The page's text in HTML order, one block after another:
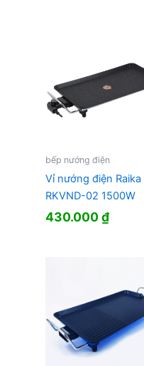
bếp nướng điện
Vỉ nướng điện Raika
RKVND-02 1500W
430.000₫